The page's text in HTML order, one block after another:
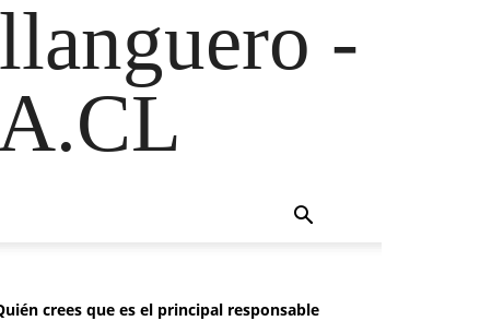
-
crees que es el principal responsable